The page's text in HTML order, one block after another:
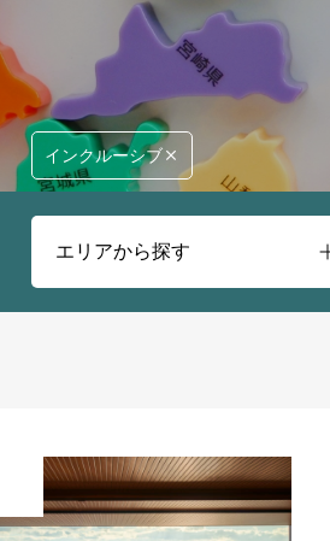
インクルーシブ